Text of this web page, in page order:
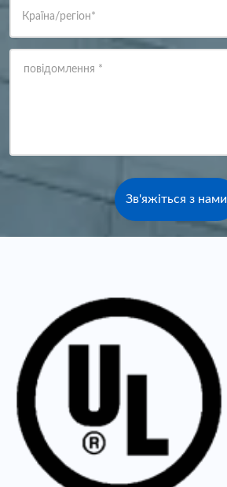
Країна/регіон*
повідомлення *
Зв'яжіться з нами